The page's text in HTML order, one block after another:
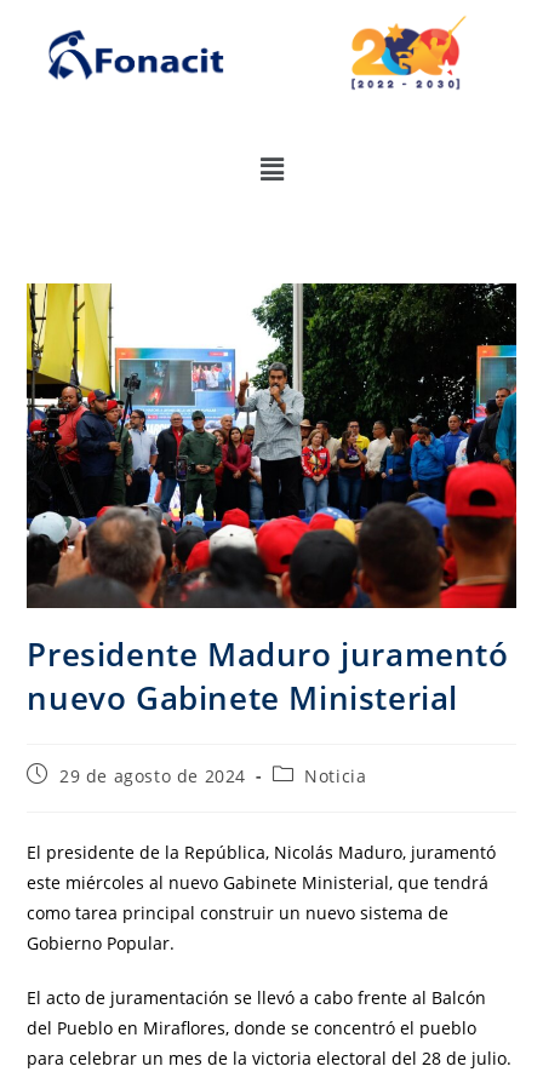
Presidente Maduro juramentó
nuevo Gabinete Ministerial
29 de agosto de 2024 Noticia
El presidente de la República, Nicolás Maduro, juramentó
este miércoles al nuevo Gabinete Ministerial, que tendrá
como tarea principal construir un nuevo sistema de
Gobierno Popular.
El acto de juramentación se llevó a cabo frente al Balcón
del Pueblo en Miraflores, donde se concentró el pueblo
para celebrar un mes de la victoria electoral del 28 de julio.